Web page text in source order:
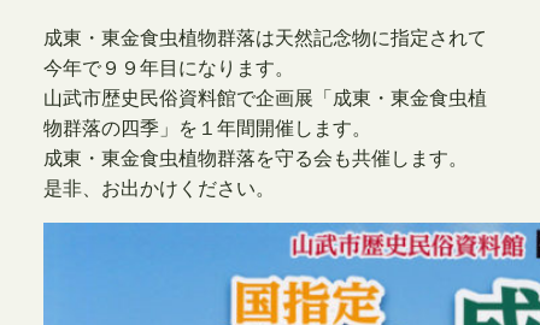
成東・東金食虫植物群落は天然記念物に指定されて
今年で９９年目になります。
山武市歴史民俗資料館で企画展「成東・東金食虫植
物群落の四季」を１年間開催します。
成東・東金食虫植物群落を守る会も共催します。
是非、お出かけください。